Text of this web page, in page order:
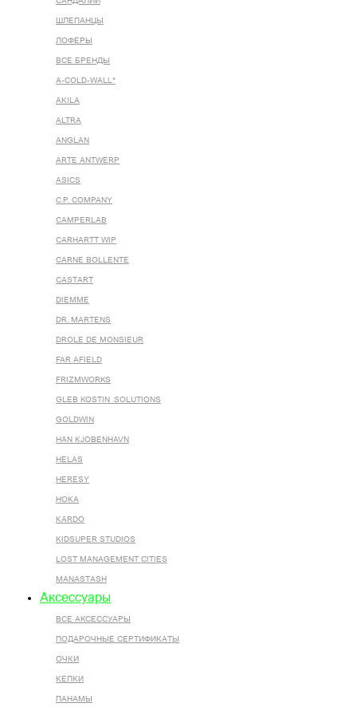
ШЛЕПАНЦЫ
ЛОФЕРЫ
ВСЕ БРЕНДЫ
A-COLD-WALL*
AKILA
ALTRA
ANGLAN
ARTE ANTWERP
ASICS
C.P. COMPANY
CAMPERLAB
CARHARTT WIP
CARNE BOLLENTE
CASTART
DIEMME
DR. MARTENS
DROLE DE MONSIEUR
FAR AFIELD
FRIZMWORKS
GLEB KOSTIN .SOLUTIONS
GOLDWIN
HAN KJOBENHAVN
HELAS
HERESY
HOKA
KARDO
KIDSUPER STUDIOS
LOST MANAGEMENT CITIES
MANASTASH
Аксессуары
ВСЕ AКСЕССУАРЫ
ПОДАРОЧНЫЕ СЕРТИФИКАТЫ
ОЧКИ
КЕПКИ
ПАНАМЫ